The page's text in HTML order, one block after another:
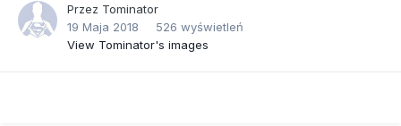
Przez Tominator
19 Maja 2018
526 wyświetleń
View Tominator's images